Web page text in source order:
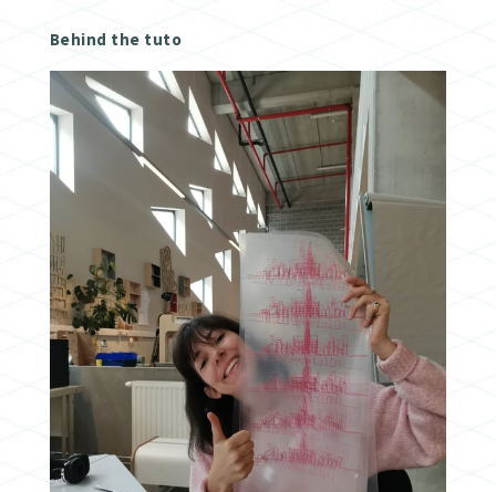
Behind the tuto